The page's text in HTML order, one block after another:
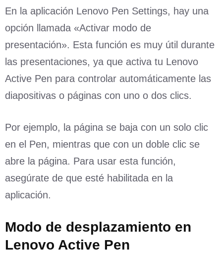
En la aplicación Lenovo Pen Settings, hay una
opción llamada «Activar modo de
presentación». Esta función es muy útil durante
las presentaciones, ya que activa tu Lenovo
Active Pen para controlar automáticamente las
diapositivas o páginas con uno o dos clics.
Por ejemplo, la página se baja con un solo clic
en el Pen, mientras que con un doble clic se
abre la página. Para usar esta función,
asegúrate de que esté habilitada en la
aplicación.
Modo de desplazamiento en
Lenovo Active Pen